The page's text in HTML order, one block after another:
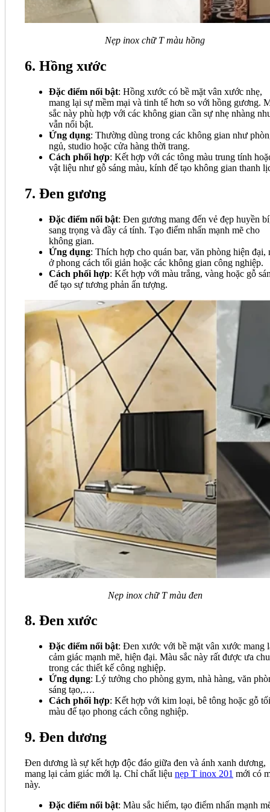
Nẹp inox chữ T màu hồng
6. Hồng xước
Đặc điểm nổi bật: Hồng xước có bề mặt vân xước nhẹ,
mang lại sự mềm mại và tinh tế hơn so với hồng gương.
sắc này phù hợp với các không gian cần sự nhẹ nhàng
vẫn nổi bật.
Ứng dụng: Thường dùng trong các không gian như
ngủ, studio hoặc cửa hàng thời trang.
Cách phối hợp: Kết hợp với các tông màu trung tính
vật liệu như gỗ sáng màu, kính để tạo không gian thanh
7. Đen gương
Đặc điểm nổi bật: Đen gương mang đến vẻ đẹp huyền
sang trọng và đầy cá tính. Tạo điểm nhấn mạnh mẽ cho
không gian.
Ứng dụng: Thích hợp cho quán bar, văn phòng hiện đại,
ở phong cách tối giản hoặc các không gian công nghiệp.
Cách phối hợp: Kết hợp với màu trắng, vàng hoặc gỗ
để tạo sự tương phản ấn tượng.
Nẹp inox chữ T màu đen
8. Đen xước
Đặc điểm nổi bật: Đen xước với bề mặt vân xước mang
cảm giác mạnh mẽ, hiện đại. Màu sắc này rất được ưa
trong các thiết kế công nghiệp.
Ứng dụng: Lý tưởng cho phòng gym, nhà hàng, văn
sáng tạo,….
Cách phối hợp: Kết hợp với kim loại, bê tông hoặc gỗ tối
màu để tạo phong cách công nghiệp.
9. Đen dương
Đen dương là sự kết hợp độc đáo giữa đen và ánh xanh dương,
mang lại cảm giác mới lạ. Chỉ chất liệu nẹp T inox 201 mới có
này.
Đặc điểm nổi bật: Màu sắc hiếm, tạo điểm nhấn mạnh